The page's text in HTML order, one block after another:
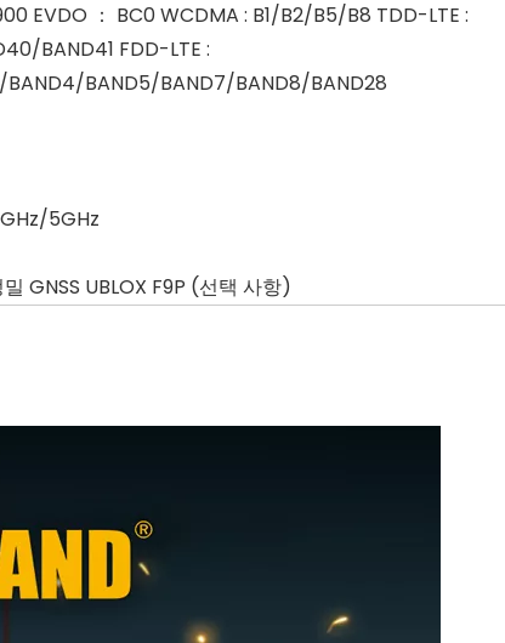
EVDO ： BC0 WCDMA : B1/B2/B5/B8 TDD-LTE :
BAND41 FDD-LTE :
BAND5/BAND7/BAND8/BAND28
5GHz
GNSS UBLOX F9P (선택 사항)